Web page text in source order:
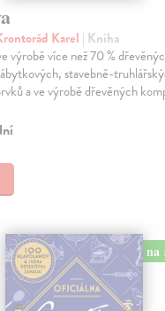
Karel | Kniha
výrobě více než 70 %
stavebně-
a ve výrobě dřevěných
na